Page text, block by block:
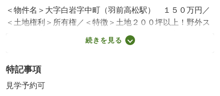
＜物件名＞大字白岩字中町（羽前高松駅） １５０万円／
＜土地権利＞所有権／＜特徴＞土地２００坪以上！野外ス
ペースも広々！ガーデニングやガレージなどご家族の趣、
土地１００坪以上・山が見える・前道６ｍ以上・小学校
販売区画：1区画
法令等制限：景観法
続きを見る
特記事項
見学予約可